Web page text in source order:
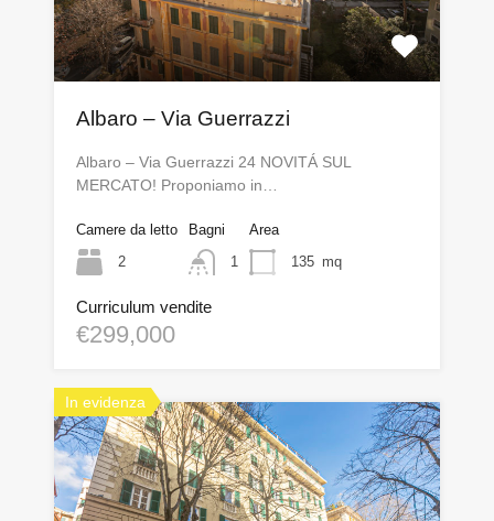
Albaro – Via Guerrazzi
Albaro – Via Guerrazzi 24 NOVITÁ SUL
MERCATO! Proponiamo in…
Camere da letto
2
Bagni
1
Area
135 mq
Curriculum vendite
€299,000
In evidenza